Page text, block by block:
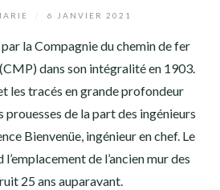
6 JANVIER 2021
la Compagnie du chemin de fer
dans son intégralité en 1903.
les tracés en grande profondeur
prouesses de la part des ingénieurs
Bienvenüe, ingénieur en chef. Le
de l’ancien mur des
25 ans auparavant.